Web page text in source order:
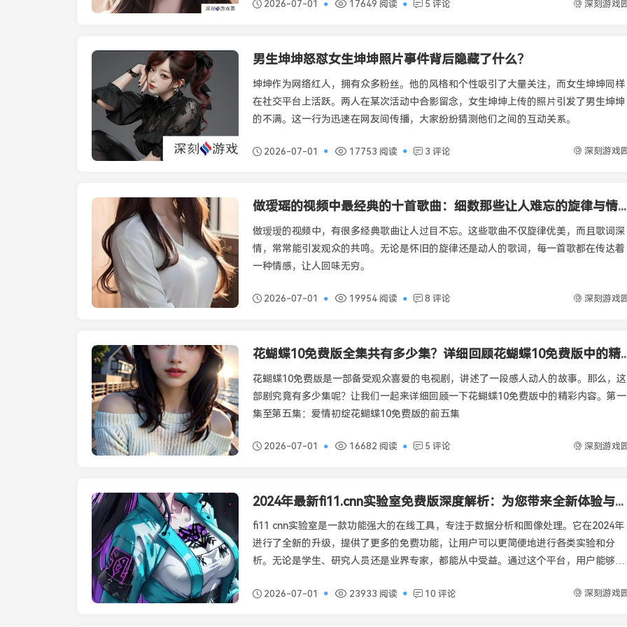
2026-07-01 17649 阅读 5 评论 深刻游戏
最新资讯
男生坤坤怒怼女生坤坤照片事件背后隐藏了什么？
坤坤作为网络红人，拥有众多粉丝。他的风格和个性吸引了大量关注，而女生坤坤同样
在社交平台上活跃。两人在某次活动中合影留念，女生坤坤上传的照片引发了男生坤坤
的不满。这一行为迅速在网友间传播，大家纷纷猜测他们之间的互动关系。
2026-07-01 17753 阅读 3 评论 深刻游戏园
最新资讯 做瑷瑶的视频中最经典的十首歌曲：细数那些让人难忘的旋律与情感
做瑷瑷的视频中，有很多经典歌曲让人过目不忘。这些歌曲不仅旋律优美，而且歌词深
情，常常能引发观众的共鸣。无论是怀旧的旋律还是动人的歌词，每一首歌都在传达着
一种情感，让人回味无穷。
2026-07-01 19954 阅读 8 评论 深刻游戏园
最新资讯 花蝴蝶10免费版全集共有多少集？详
花蝴蝶10免费版是一部备受观众喜爱的电视剧，讲述了一段感人动人的故事。那么，这
部剧究竟有多少集呢？让我们一起来详细回顾一下花蝴蝶10免费版中的精彩内容。第一
集至第五集：爱情初绽花蝴蝶10免费版的前五集
2026-07-01 16682 阅读 5 评论 深刻游戏
最新资讯 2024年最新fi11.cnn实验室免费版深度解析：为您带来全新体验与实用功能
fi11 cnn实验室是一款功能强大的在线工具，专注于数据分析和图像处理。它在2024年
进行了全新的升级，提供了更多的免费功能，让用户可以更简便地进行各类实验和分
析。无论是学生、研究人员还是业界专家，都能从中受益。通过这个平台，用户能够轻
2026-07-01 23933 阅读 10 评论 深刻游戏园